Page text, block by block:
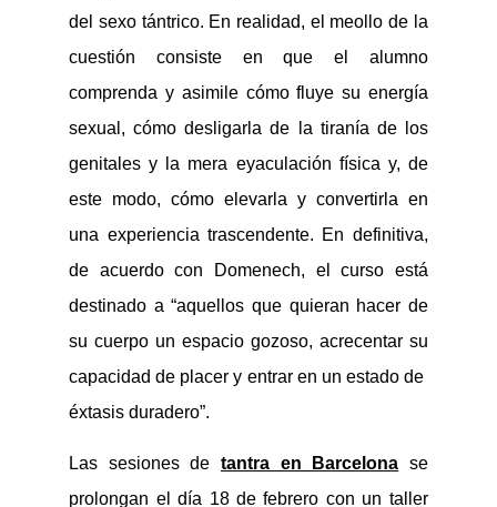
del sexo tántrico. En realidad, el meollo de la
cuestión consiste en que el alumno
comprenda y asimile cómo fluye su energía
sexual, cómo desligarla de la tiranía de los
genitales y la mera eyaculación física y, de
este modo, cómo elevarla y convertirla en
una experiencia trascendente. En definitiva,
de acuerdo con Domenech, el curso está
destinado a “aquellos que quieran hacer de
su cuerpo un espacio gozoso, acrecentar su
capacidad de placer y entrar en un estado de
éxtasis duradero”.
Las sesiones de tantra en Barcelona se
prolongan el día 18 de febrero con un taller